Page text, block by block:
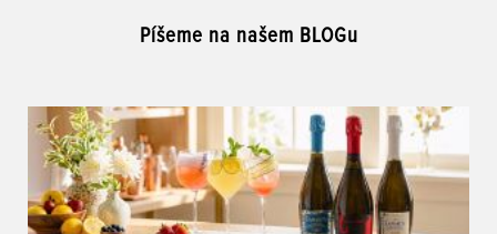
Píšeme na našem BLOGu